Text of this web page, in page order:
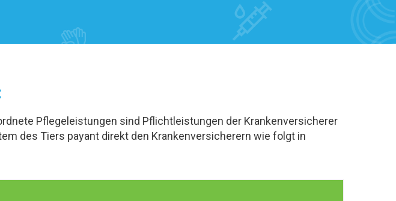
Pflegeleistungen sind Pflichtleistungen der Krankenversicherer
des Tiers payant direkt den Krankenversicherern wie folgt in